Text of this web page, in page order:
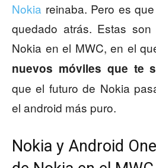
Nokia reinaba. Pero es
quedado atrás. Estas
Nokia en el MWC, en el
nuevos móviles que te
que el futuro de Nokia
el android más puro.
Nokia y Android